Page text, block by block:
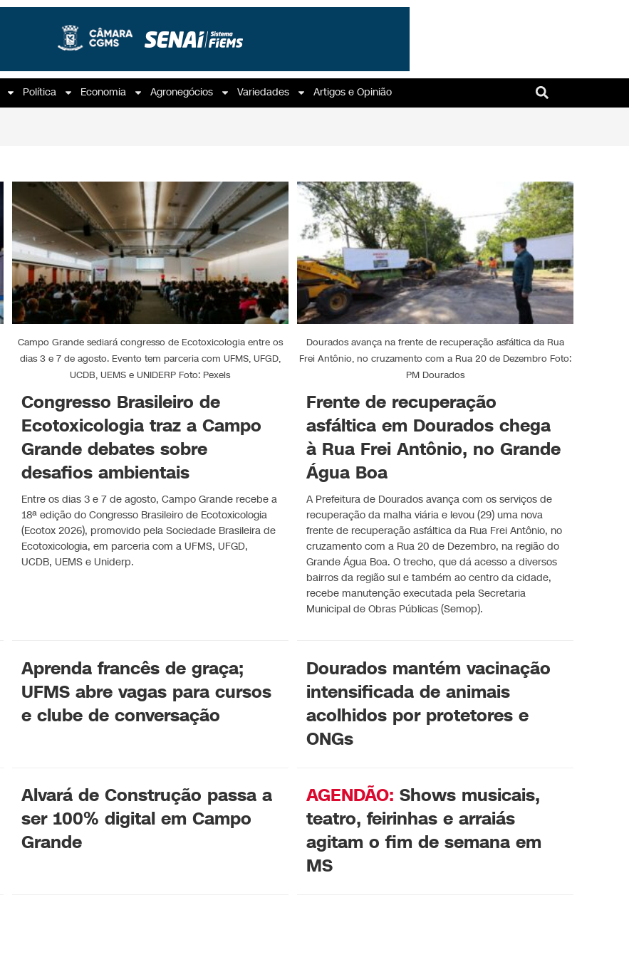
Política Economia Agronegócios Variedades Artigos e Opinião
Campo Grande sediará congresso de Ecotoxicologia entre os
dias 3 e 7 de agosto. Evento tem parceria com UFMS, UFGD,
UCDB, UEMS e UNIDERP Foto: Pexels
Congresso Brasileiro de
Ecotoxicologia traz a Campo
Grande debates sobre
desafios ambientais
Entre os dias 3 e 7 de agosto, Campo Grande recebe a
18ª edição do Congresso Brasileiro de Ecotoxicologia
(Ecotox 2026), promovido pela Sociedade Brasileira de
Ecotoxicologia, em parceria com a UFMS, UFGD,
UCDB, UEMS e Uniderp.
Dourados avança na frente de recuperação asfáltica da Rua
Frei Antônio, no cruzamento com a Rua 20 de Dezembro Foto:
PM Dourados
Frente de recuperação
asfáltica em Dourados chega
à Rua Frei Antônio, no Grande
Água Boa
A Prefeitura de Dourados avança com os serviços de
recuperação da malha viária e levou (29) uma nova
frente de recuperação asfáltica da Rua Frei Antônio, no
cruzamento com a Rua 20 de Dezembro, na região do
Grande Água Boa. O trecho, que dá acesso a diversos
bairros da região sul e também ao centro da cidade,
recebe manutenção executada pela Secretaria
Municipal de Obras Públicas (Semop).
Aprenda francês de graça;
UFMS abre vagas para cursos
e clube de conversação
Dourados mantém vacinação
intensificada de animais
acolhidos por protetores e
ONGs
Alvará de Construção passa a
ser 100% digital em Campo
Grande
AGENDÃO: Shows musicais,
teatro, feirinhas e arraiás
agitam o fim de semana em
MS